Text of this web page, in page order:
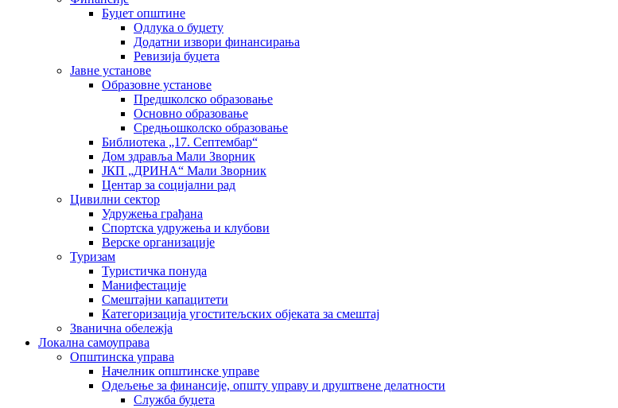
Буџет општине
Одлука о буџету
Додатни извори финансирања
Ревизија буџета
Јавне установе
Образовне установе
Предшколско образовање
Основно образовање
Средњошколско образовање
Библиотека „17. Септембар“
Дом здравља Мали Зворник
ЈКП „ДРИНА“ Мали Зворник
Центар за социјални рад
Цивилни сектор
Удружења грађана
Спортска удружења и клубови
Верске организације
Туризам
Туристичка понуда
Манифестације
Смештајни капацитети
Категоризација угоститељских објеката за смештај
Званична обележја
Локална самоуправа
Општинска управа
Начелник општинске управе
Одељење за финансије, општу управу и друштвене делатности
Служба буџета